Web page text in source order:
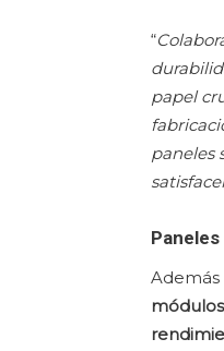
“
papel
paneles